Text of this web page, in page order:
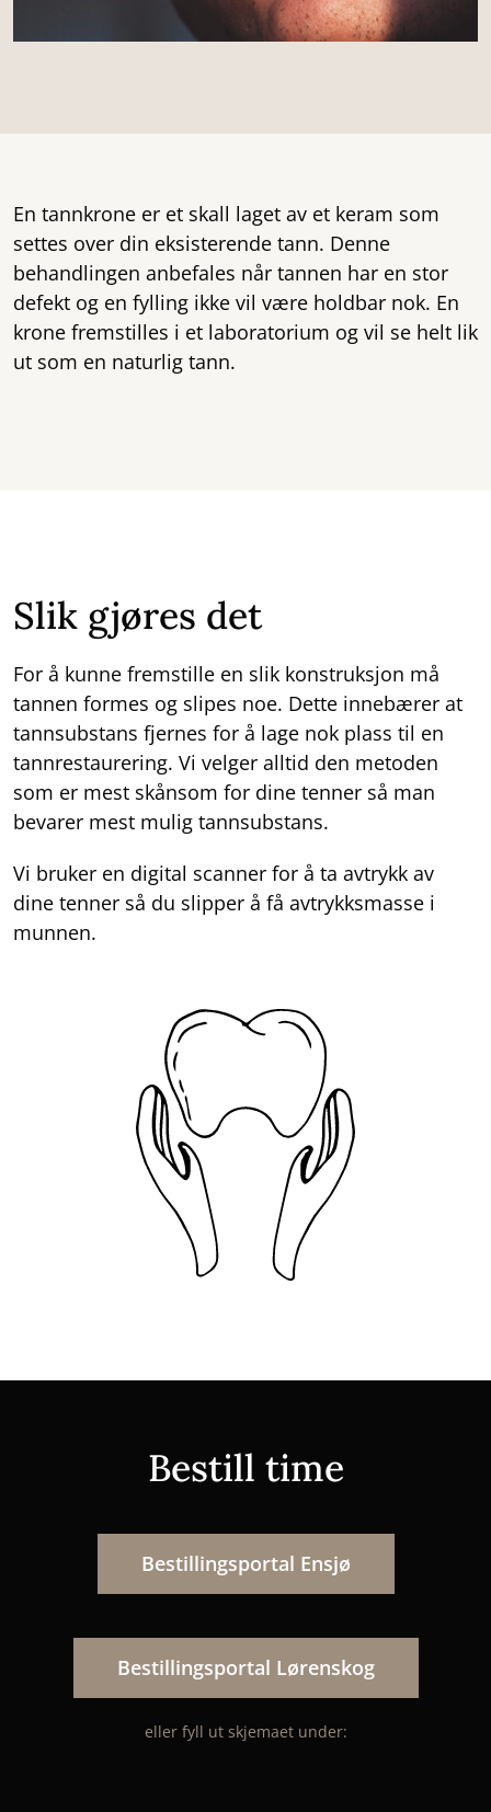
En tannkrone er et skall laget av et keram som
settes over din eksisterende tann. Denne
behandlingen anbefales når tannen har en stor
defekt og en fylling ikke vil være holdbar nok. En
krone fremstilles i et laboratorium og vil se helt lik
ut som en naturlig tann.
Slik gjøres det
For å kunne fremstille en slik konstruksjon må
tannen formes og slipes noe. Dette innebærer at
tannsubstans fjernes for å lage nok plass til en
tannrestaurering. Vi velger alltid den metoden
som er mest skånsom for dine tenner så man
bevarer mest mulig tannsubstans.
Vi bruker en digital scanner for å ta avtrykk av
dine tenner så du slipper å få avtrykksmasse i
munnen.
Bestill time
Bestillingsportal Ensjø
Bestillingsportal Lørenskog
eller fyll ut skjemaet under: